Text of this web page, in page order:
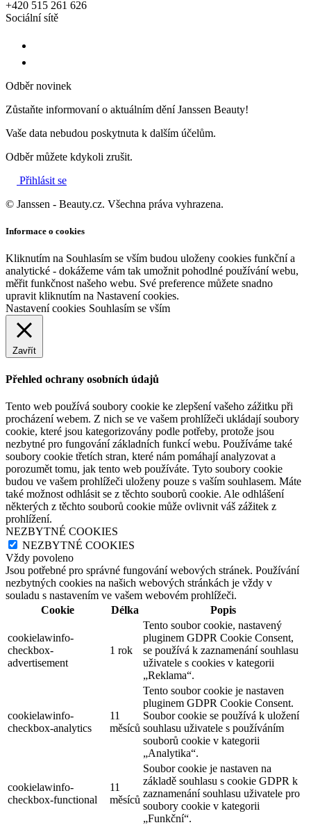
+420 515 261 626
Sociální sítě
Odběr novinek
Zůstaňte informovaní o aktuálním dění Janssen Beauty!
Vaše data nebudou poskytnuta k dalším účelům.
Odběr můžete kdykoli zrušit.
Přihlásit se
© Janssen - Beauty.cz. Všechna práva vyhrazena.
Informace o cookies
Kliknutím na Souhlasím se vším budou uloženy cookies funkční a
analytické - dokážeme vám tak umožnit pohodlné používání webu,
měřit funkčnost našeho webu. Své preference můžete snadno
upravit kliknutím na Nastavení cookies.
Nastavení cookies Souhlasím se vším
Zavřít
Přehled ochrany osobních údajů
Tento web používá soubory cookie ke zlepšení vašeho zážitku při
procházení webem. Z nich se ve vašem prohlížeči ukládají soubory
cookie, které jsou kategorizovány podle potřeby, protože jsou
nezbytné pro fungování základních funkcí webu. Používáme také
soubory cookie třetích stran, které nám pomáhají analyzovat a
porozumět tomu, jak tento web používáte. Tyto soubory cookie
budou ve vašem prohlížeči uloženy pouze s vaším souhlasem. Máte
také možnost odhlásit se z těchto souborů cookie. Ale odhlášení
některých z těchto souborů cookie může ovlivnit váš zážitek z
prohlížení.
NEZBYTNÉ COOKIES
NEZBYTNÉ COOKIES
Vždy povoleno
Jsou potřebné pro správné fungování webových stránek. Používání
nezbytných cookies na našich webových stránkách je vždy v
souladu s nastavením ve vašem webovém prohlížeči.
Cookie
Délka Popis
cookielawinfo-
checkbox-
advertisement
1 rok
Tento soubor cookie, nastavený
pluginem GDPR Cookie Consent,
se používá k zaznamenání souhlasu
uživatele s cookies v kategorii
„Reklama“.
cookielawinfo-
checkbox-analytics
11
měsíců
Tento soubor cookie je nastaven
pluginem GDPR Cookie Consent.
Soubor cookie se používá k uložení
souhlasu uživatele s používáním
souborů cookie v kategorii
„Analytika“.
cookielawinfo-
checkbox-functional
11
měsíců
Soubor cookie je nastaven na
základě souhlasu s cookie GDPR k
zaznamenání souhlasu uživatele pro
soubory cookie v kategorii
„Funkční“.